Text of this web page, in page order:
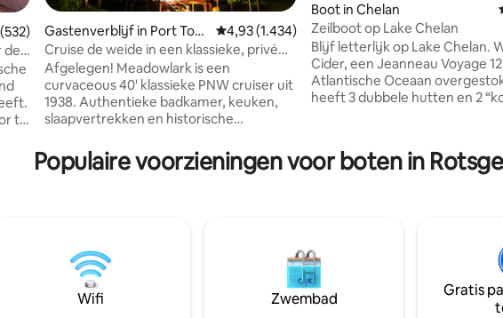
beoordeling van 4,92 uit 5, 532 recensies
de
te
Gastenverblijf in Port Tow
nsend
Gemiddelde beoordeling van 4,93 uit 5, 1.434
4,93 (1.434)
Cruise de weide in een klassieke, privé
warme gezellige
Afgelegen! Meadowlark is een
curvaceous 40' klassieke PNW cruiser uit
1938. Authentieke badkamer, keuken,
slaapvertrekken en historische
maaltijden/spelletjes. Ze zit hoog en
droog in haar eigen weide ver weg van
interessante Airbnb waar we tot nu toe
hebben verbleven. De Meadowlark is
comfortabel en charmant...nachtelijke
hemel is geweldig"- een andere
Boot in Chelan
Zeilboot op Lake Chelan
Blijf letterlijk op Lake Chelan.
Cider, een Jeanneau Voyage
Atlantische Oceaan
heeft 3 dubbele hutten en 2
cockpit zitplaatsen voor 8.
accommodaties met veel
Let op; dit is Airbnb, geen
charter, de boot blijft bij het
Stad Chelan STR#0001.
Populaire voorzieningen voor boten in
Wifi Zwembad
Gratis